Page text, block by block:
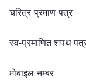
चरित्र प्रमाण पत्र
स्व-प्रमाणित शपथ
मोबाइल नम्बर